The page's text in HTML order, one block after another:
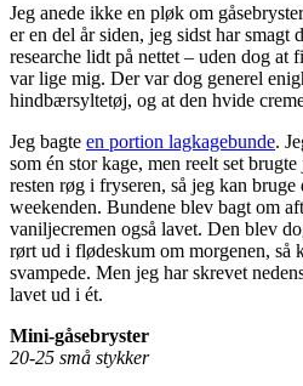
Jeg anede ikke en pløk om
er en del år siden, jeg sidst har smagt
researche lidt på nettet – uden dog at
var lige mig. Der var dog generel
hindbærsyltetøj, og at den hvide
Jeg bagte en portion lagkagebunde.
som én stor kage, men reelt set
resten røg i fryseren, så jeg kan
weekenden. Bundene blev bagt om
vaniljecremen også lavet. Den blev
rørt ud i flødeskum om morgenen, så
svampede. Men jeg har skrevet
lavet ud i ét.
Mini-gåsebryster
20-25 små stykker